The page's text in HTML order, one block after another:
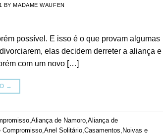
BY MADAME WAUFEN
possível. E isso é o que provam algumas
elas decidem derreter a aliança
com um novo […]
→
Aliança de Namoro Aliança de
Compromisso Anel Solitário Casamentos Noivas e